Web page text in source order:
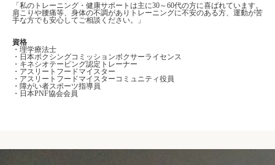
「私のトレーニング・健康サポートは主に30～60代の方に喜ばれています。
肩こりや腰痛等、身体の不調がありトレーニングに不安のある方、運動が苦
手な方でも安心してご相談ください。」
資格
・理学療法士
・日本ボクシングコミッションボクサーライセンス
・キネシオテーピング認定トレーナー
・アスリートフードマイスター
・アスリートフードマイスターコミュニティ役員
・障がい者スポーツ指導員
・日本PNF協会会員